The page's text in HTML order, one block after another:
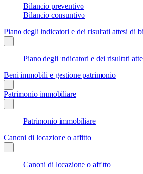
Bilancio preventivo
Bilancio consuntivo
Piano degli indicatori e dei risultati attesi di
Piano degli indicatori e dei risultati
Beni immobili e gestione patrimonio
Patrimonio immobiliare
Patrimonio immobiliare
Canoni di locazione o affitto
Canoni di locazione o affitto